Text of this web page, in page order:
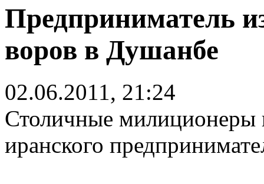
Предприниматель
воров в Душанбе
02.06.2011, 21:24
Столичные
иранского